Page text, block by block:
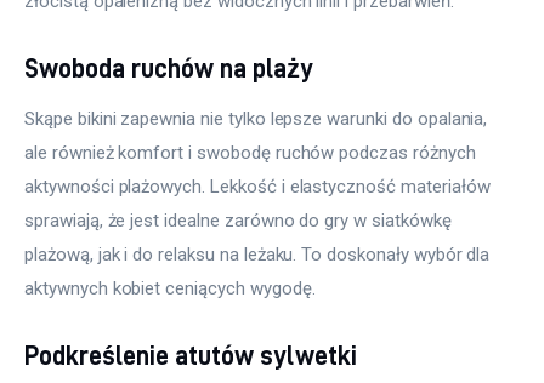
Swoboda ruchów na plaży
Skąpe bikini zapewnia nie tylko lepsze warunki do opalania,
ale również komfort i swobodę ruchów podczas różnych
aktywności plażowych. Lekkość i elastyczność materiałów
sprawiają, że jest idealne zarówno do gry w siatkówkę
plażową, jak i do relaksu na leżaku. To doskonały wybór dla
aktywnych kobiet ceniących wygodę.
Podkreślenie atutów sylwetki